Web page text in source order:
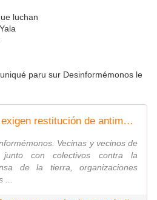
luchan
paru sur Desinformémonos le
Vecinos y colectivos exigen restitución de antimural retirado junto al Estadio Azteca
Vecinas y vecinos de
junto con colectivos contra la
de la tierra, organizaciones